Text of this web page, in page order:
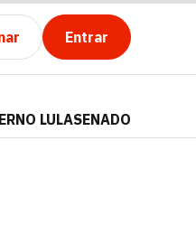
Entrar
LULASENADO